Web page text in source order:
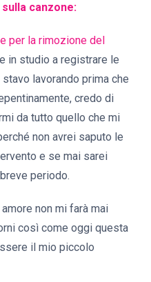
canzone:
per la rimozione del
in studio a registrare le
lavorando prima che
credo di
da tutto quello che mi
non avrei saputo le
e se mai sarei
periodo.
non mi farà mai
così come oggi questa
il mio piccolo